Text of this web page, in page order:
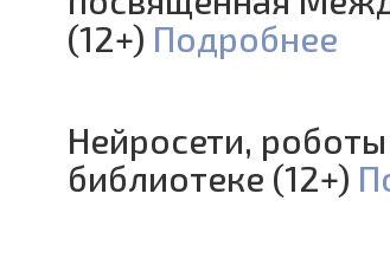
(12+) Подробнее
Нейросети,
библиотеке (12+)